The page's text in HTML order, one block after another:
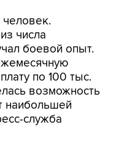
числа
боевой опыт.
по 100 тыс.
возможность
наибольшей
служба